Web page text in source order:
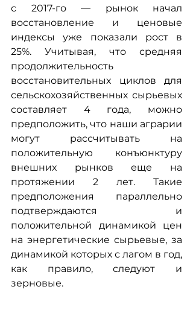
с 2017-го — рынок начал
восстановление и ценовые
индексы уже показали рост в
25%. Учитывая, что средняя
продолжительность
восстановительных циклов для
сельскохозяйственных сырьевых
составляет 4 года, можно
предположить, что наши аграрии
могут рассчитывать на
положительную конъюнктуру
внешних рынков еще на
протяжении 2 лет. Такие
предположения параллельно
подтверждаются и
положительной динамикой цен
на энергетические сырьевые, за
динамикой которых с лагом в год,
как правило, следуют и
зерновые.